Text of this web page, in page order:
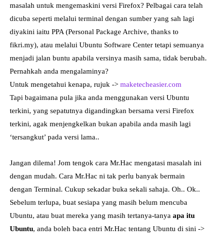
masalah untuk mengemaskini versi Firefox? Pelbagai cara telah
dicuba seperti melalui terminal dengan sumber yang sah lagi
diyakini iaitu PPA (Personal Package Archive, thanks to
fikri.my), atau melalui Ubuntu Software Center tetapi semuanya
menjadi jalan buntu apabila versinya masih sama, tidak berubah.
Pernahkah anda mengalaminya?
Untuk mengetahui kenapa, rujuk -> maketecheasier.com
Tapi bagaimana pula jika anda menggunakan versi Ubuntu
terkini, yang sepatutnya digandingkan bersama versi Firefox
terkini, agak menjengkelkan bukan apabila anda masih lagi
‘tersangkut’ pada versi lama..
Jangan dilema! Jom tengok cara Mr.Hac mengatasi masalah ini
dengan mudah. Cara Mr.Hac ni tak perlu banyak bermain
dengan Terminal. Cukup sekadar buka sekali sahaja. Oh.. Ok..
Sebelum terlupa, buat sesiapa yang masih belum mencuba
Ubuntu, atau buat mereka yang masih tertanya-tanya apa itu
Ubuntu, anda boleh baca entri Mr.Hac tentang Ubuntu di sini ->